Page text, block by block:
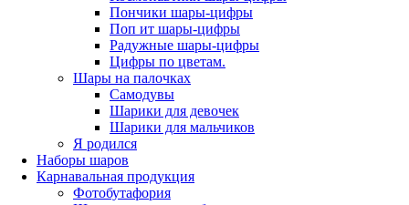
Пончики шары-цифры
Поп ит шары-цифры
Радужные шары-цифры
Цифры по цветам.
Шары на палочках
Самодувы
Шарики для девочек
Шарики для мальчиков
Я родился
Наборы шаров
Карнавальная продукция
Фотобутафория